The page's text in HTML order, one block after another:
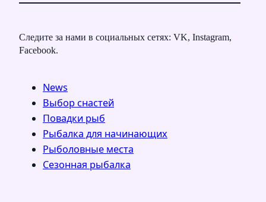
Следите за нами в социальных сетях: VK, Instagram,
Facebook.
News
Выбор снастей
Повадки рыб
Рыбалка для начинающих
Рыболовные места
Сезонная рыбалка